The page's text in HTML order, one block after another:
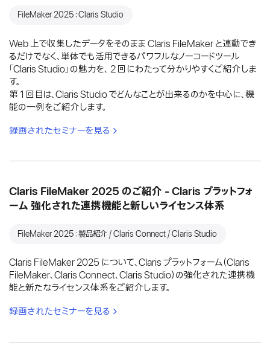
FileMaker 2025：Claris Studio
Web 上で収集したデータをそのまま Claris FileMaker と連動でき
るだけでなく、単体でも活用できるパワフルなノーコードツール
「Claris Studio」の魅力を、 2 回にわたって分かりやすくご紹介しま
す。
第 1 回目は、Claris Studio でどんなことが出来るのかを中心に、機
能の一例をご紹介します。
録画されたセミナーを見る
Claris FileMaker 2025 のご紹介 - Claris プラットフォ
ーム 強化された連携機能と新しいライセンス体系
FileMaker 2025：製品紹介 / Claris Connect / Claris Studio
Claris FileMaker 2025 について、Claris プラットフォーム（Claris
FileMaker、Claris Connect、Claris Studio）の強化された連携機
能と新たなライセンス体系をご紹介します。
録画されたセミナーを見る